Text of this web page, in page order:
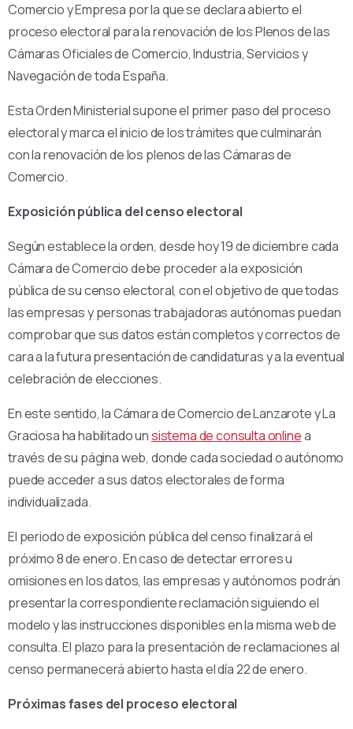
Comercio y Empresa por la que se declara abierto el
proceso electoral para la renovación de los Plenos de las
Cámaras Oficiales de Comercio, Industria, Servicios y
Navegación de toda España.
Esta Orden Ministerial supone el primer paso del proceso
electoral y marca el inicio de los trámites que culminarán
con la renovación de los plenos de las Cámaras de
Comercio.
Exposición pública del censo electoral
Según establece la orden, desde hoy 19 de diciembre cada
Cámara de Comercio debe proceder a la exposición
pública de su censo electoral, con el objetivo de que todas
las empresas y personas trabajadoras autónomas puedan
comprobar que sus datos están completos y correctos de
cara a la futura presentación de candidaturas y a la eventual
celebración de elecciones.
En este sentido, la Cámara de Comercio de Lanzarote y La
Graciosa ha habilitado unsistema de consulta onlinea
través de su página web, donde cada sociedad o autónomo
puede acceder a sus datos electorales de forma
individualizada.
El periodo de exposición pública del censo finalizará el
próximo 8 de enero. En caso de detectar errores u
omisiones en los datos, las empresas y autónomos podrán
presentar la correspondiente reclamación siguiendo el
modelo y las instrucciones disponibles en la misma web de
consulta. El plazo para la presentación de reclamaciones al
censo permanecerá abierto hasta el día 22 de enero.
Próximas fases del proceso electoral